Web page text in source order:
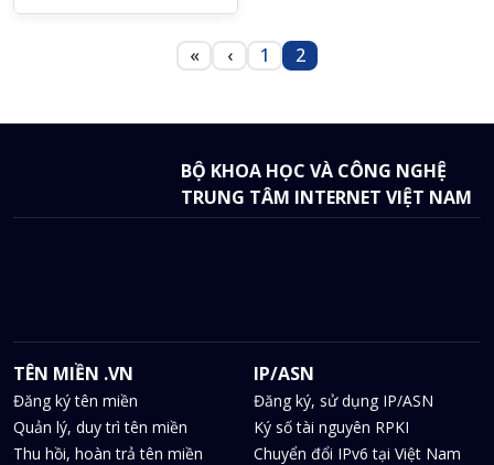
First page
« Trang trước
‹ Trang
1 Trang
2
BỘ KHOA HỌC VÀ CÔNG NGHỆ
TRUNG TÂM INTERNET VIỆT NAM
TÊN MIỀN .VN
Đăng ký tên miền
Quản lý, duy trì tên miền
Thu hồi, hoàn trả tên miền
IP/ASN
Đăng ký, sử dụng IP/ASN
Ký số tài nguyên RPKI
Chuyển đổi IPv6 tại Việt Nam